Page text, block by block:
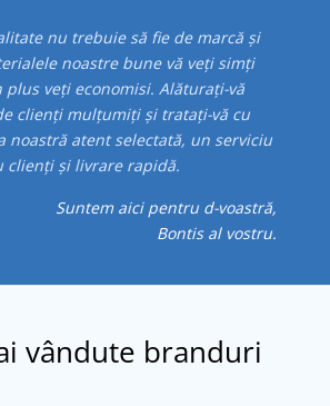
nu trebuie să fie de marcă și
noastre bune vă veți simți
veți economisi. Alăturați-vă
clienți mulțumiți și tratați-vă cu
noastră atent selectată, un serviciu
clienți și livrare rapidă.
Suntem aici pentru d-voastră,
Bontis al vostru.
vândute branduri